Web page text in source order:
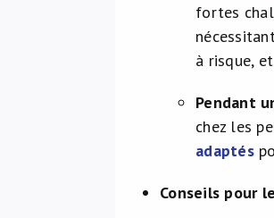
fortes
à risque,
Pendant
chez les
adaptés
Conseils pour